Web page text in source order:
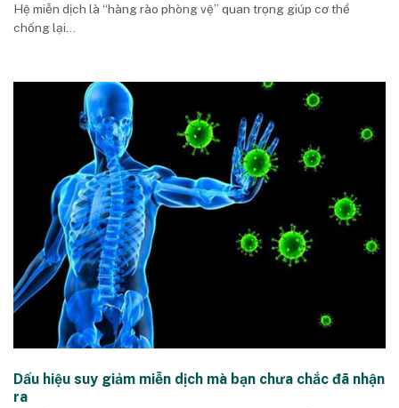
Hệ miễn dịch là “hàng rào phòng vệ” quan trọng giúp cơ thể
chống lại...
Dấu hiệu suy giảm miễn dịch mà bạn chưa chắc đã nhận
ra